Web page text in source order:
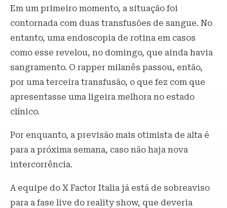
Em um primeiro momento, a situação foi
contornada com duas transfusões de sangue. No
entanto, uma endoscopia de rotina em casos
como esse revelou, no domingo, que ainda havia
sangramento. O rapper milanês passou, então,
por uma terceira transfusão, o que fez com que
apresentasse uma ligeira melhora no estado
clínico.
Por enquanto, a previsão mais otimista de alta é
para a próxima semana, caso não haja nova
intercorrência.
A equipe do X Factor Italia já está de sobreaviso
para a fase live do reality show, que deveria